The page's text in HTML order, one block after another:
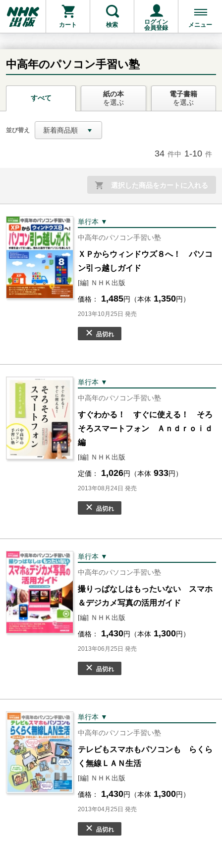
カート 検索
ログイン
会員登録
メニュー
お支払いに進む
他にも商品を買う
中高年のパソコン手習い塾
すべて
紙の本
を選ぶ
電子書籍
を選ぶ
並び替え 新着商品順
34 件中 1-10 件
選択した商品をカートに入れる
単行本 ▼
中高年のパソコン手習い塾
ＸＰからウィンドウズ８へ！ パソコ
ン引っ越しガイド
[編] ＮＨＫ出版
価格： 1,485円（本体 1,350円）
2013年10月25日 発売
品切れ
単行本 ▼
中高年のパソコン手習い塾
すぐわかる！ すぐに使える！ そろ
そろスマートフォン Ａｎｄｒｏｉｄ
編
[編] ＮＨＫ出版
定価： 1,026円（本体 933円）
2013年08月24日 発売
品切れ
単行本 ▼
中高年のパソコン手習い塾
撮りっぱなしはもったいない スマホ
＆デジカメ写真の活用ガイド
[編] ＮＨＫ出版
価格： 1,430円（本体 1,300円）
2013年06月25日 発売
品切れ
単行本 ▼
中高年のパソコン手習い塾
テレビもスマホもパソコンも らくら
く無線ＬＡＮ生活
[編] ＮＨＫ出版
価格： 1,430円（本体 1,300円）
2013年04月25日 発売
品切れ